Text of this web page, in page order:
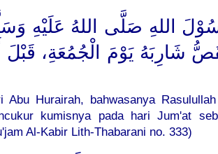
اللهِ صَلَّى اللهُ عَلَيْهِ
شَارِبَهُ يَوْمَ الْجُمُعَةِ، قَبْلَ
Abu Hurairah, bahwasanya
kumisnya pada hari Jum'at
Al-Kabir Lith-Thabarani no. 333)